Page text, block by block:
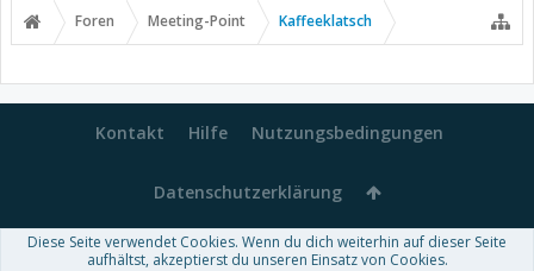
Foren Meeting-Point Kaffeeklatsch
Kontakt Hilfe Nutzungsbedingungen
Datenschutzerklärung
Forum software by XenForo™-Deutsch von xenDach
Diese Seite verwendet Cookies. Wenn du dich weiterhin auf dieser Seite
aufhältst, akzeptierst du unseren Einsatz von Cookies.